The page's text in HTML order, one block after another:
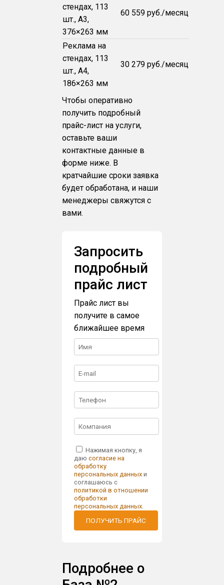
стендах, 113
шт., A3,
376×263 мм
60 559 руб./месяц
Реклама на
стендах, 113
шт., A4,
186×263 мм
30 279 руб./месяц
Чтобы оперативно
получить подробный
прайс-лист на услуги,
оставьте ваши
контактные данные в
форме ниже. В
кратчайшие сроки заявка
будет обработана, и наши
менеджеры свяжутся с
вами.
Запросить
подробный
прайс лист
Прайс лист вы
получите в самое
ближайшее время
Нажимая кнопку, я
даю согласие на
обработку
персональных данныхи
соглашаюсь с
политикой в отношении
обработки
персональных данных.
ПОЛУЧИТЬ ПРАЙС
Подробнее о